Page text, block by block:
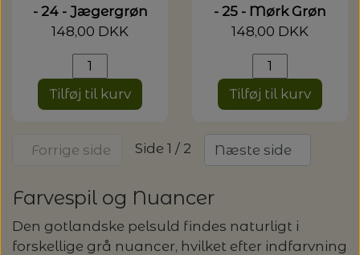
- 24 - Jægergrøn
148,00 DKK
Tilføj til kurv
- 25 - Mørk Grøn
148,00 DKK
Tilføj til kurv
Forrige side Side 1 / 2 Næste side
Farvespil og Nuancer
Den gotlandske pelsuld findes naturligt i
forskellige grå nuancer, hvilket efter indfarvning